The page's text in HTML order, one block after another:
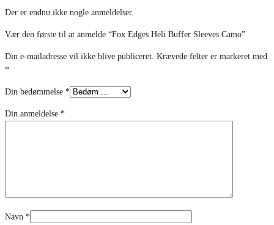
Der er endnu ikke nogle anmeldelser.
Vær den første til at anmelde “Fox Edges Heli Buffer Sleeves Camo”
Din e-mailadresse vil ikke blive publiceret. Krævede felter er markeret med
*
Din bedømmelse *
Din anmeldelse *
Navn *